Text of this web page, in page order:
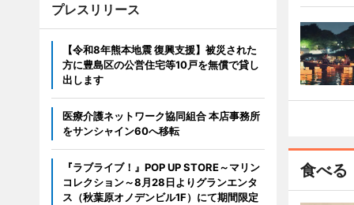
食べる
プレスリリース
【令和8年熊本地震 復興支援】被災された
方に豊島区の公営住宅等10戸を無償で貸し
出します
医療介護ネットワーク協同組合 本店事務所
をサンシャイン60へ移転
『ラブライブ！』POP UP STORE～マリン
コレクション～8月28日よりグランエンタ
ス（秋葉原オノデンビル1F）にて期間限定